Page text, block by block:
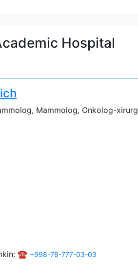
Hospital
Mammolog, Onkolog-xirurg
☎️ +998-78-777-03-03